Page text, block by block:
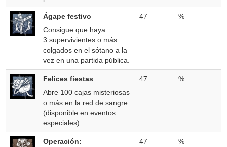
Ágape festivo
Consigue que haya
3 supervivientes o más
colgados en el sótano a la
vez en una partida pública.
47 %
Felices fiestas
Abre 100 cajas misteriosas
o más en la red de sangre
(disponible en eventos
especiales).
47 %
Operación:
47 %